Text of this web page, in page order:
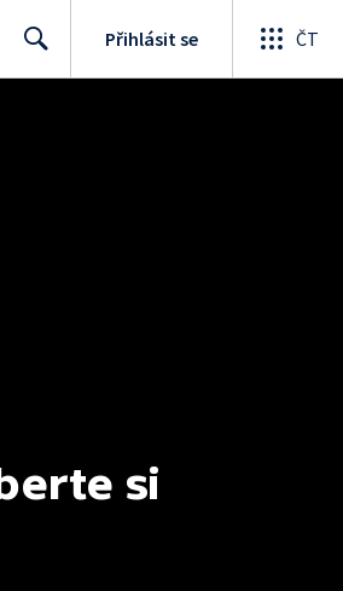
Přihlásit se ČT
si